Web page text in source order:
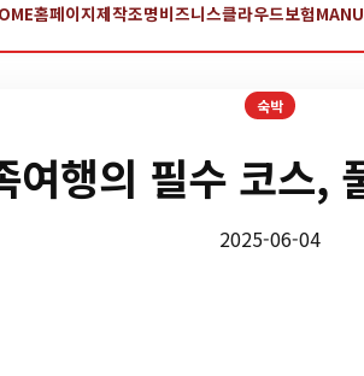
홈페이지제작조명비즈니스클라우드보험
숙박
여행의 필수 코스,
2025-06-04